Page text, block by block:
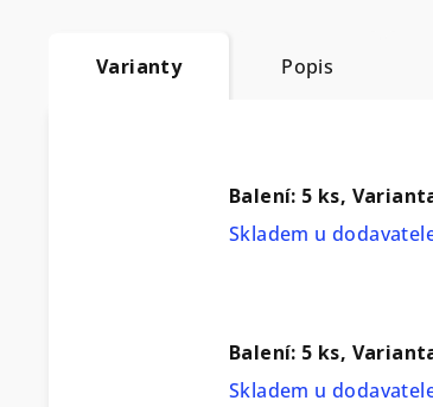
Varianty Popis
Balení: 5 ks,
Skladem u
Balení: 5 ks,
Skladem u